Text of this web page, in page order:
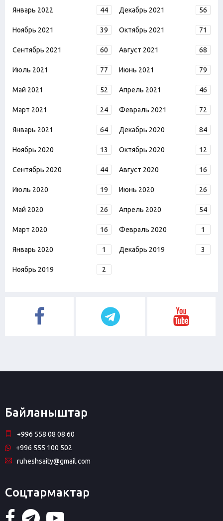
Январь 2022 44 Декабрь 2021 56
Ноябрь 2021 39 Октябрь 2021 71
Сентябрь 2021 60 Август 2021 68
Июль 2021 77 Июнь 2021 79
Май 2021 52 Апрель 2021 46
Март 2021 24 Февраль 2021 72
Январь 2021 64 Декабрь 2020 84
Ноябрь 2020 13 Октябрь 2020 12
Сентябрь 2020 44 Август 2020 16
Июль 2020 19 Июнь 2020 26
Май 2020 26 Апрель 2020 54
Март 2020 16 Февраль 2020 1
Январь 2020 1 Декабрь 2019 3
Ноябрь 2019 2
Байланыштар
+996 558 08 08 60
+996 555 100 502
ruheshsaity@gmail.com
Соцтармактар